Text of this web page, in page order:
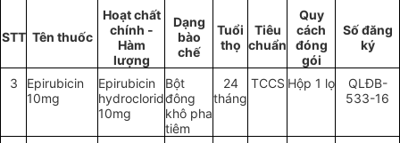
STT Tên thuốc
Hoạt chất
chính -
Hàm
lượng
Dạng
bào
chế
Tuổi
thọ
Tiêu
chuẩn
Quy
cách
đóng
gói
Số đăng
ký
3
Epirubicin
10mg
Epirubicin
hydroclorid
10mg
Bột
đông
khô pha
tiêm
24
tháng
TCCS Hộp 1 lọ
QLĐB-
533-16